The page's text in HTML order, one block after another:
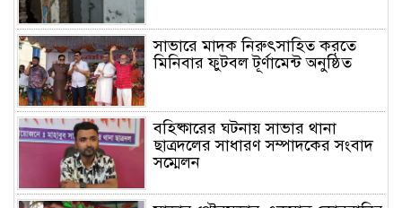
সাভারে মাদক নিরুৎসাহিত করতে
মিনিবার ফুটবল টূর্ণামেন্ট অনুষ্ঠিত
বহিষ্কারের ঘটনায় সাভার থানা
ছাত্রদলের সাধারণ সম্পাদকের সংবাদ
সম্মেলন